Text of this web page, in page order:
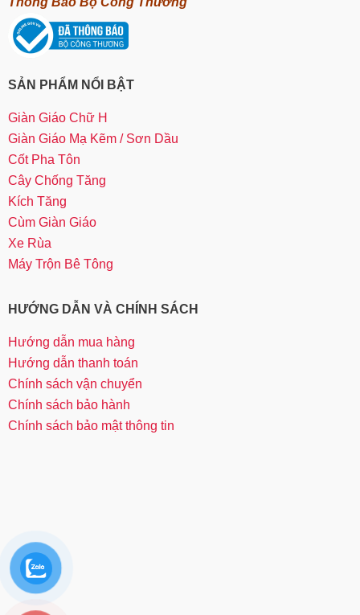
SẢN PHẨM NỔI BẬT
Giàn Giáo Chữ H
Giàn Giáo Mạ Kẽm / Sơn Dầu
Cốt Pha Tôn
Cây Chống Tăng
Kích Tăng
Cùm Giàn Giáo
Xe Rùa
Máy Trộn Bê Tông
HƯỚNG DẪN VÀ CHÍNH SÁCH
Hướng dẫn mua hàng
Hướng dẫn thanh toán
Chính sách vận chuyển
Chính sách bảo hành
Chính sách bảo mật thông tin